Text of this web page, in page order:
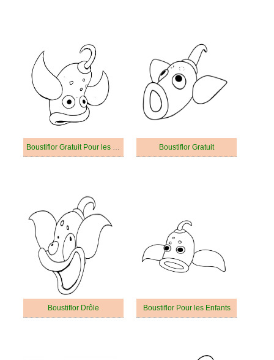
Boustiflor Gratuit Pour les Enfants Boustiflor Gratuit
Boustiflor Drôle Boustiflor Pour les Enfants